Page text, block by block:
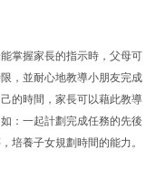
掌握家長的指示時，父母可
，並耐心地教導小朋友完成
的時間，家長可以藉此教導
：一起計劃完成任務的先後
培養子女規劃時間的能力。